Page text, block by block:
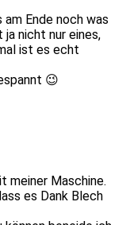
Ende noch was
nicht nur eines,
ist es echt
😉
meiner Maschine.
es Dank Blech